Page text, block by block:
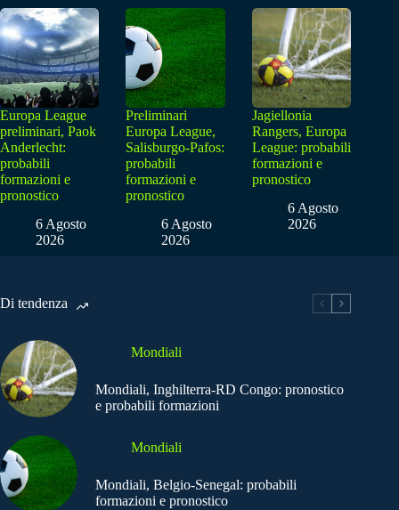
Europa League
preliminari, Paok
Anderlecht:
probabili
formazioni e
pronostico
6 Agosto
2026
Preliminari
Europa League,
Salisburgo-Pafos:
probabili
formazioni e
pronostico
6 Agosto
2026
Jagiellonia
Rangers, Europa
League: probabili
formazioni e
pronostico
6 Agosto
2026
Di tendenza
Mondiali
Mondiali, Inghilterra-RD Congo: pronostico
e probabili formazioni
Mondiali
Mondiali, Belgio-Senegal: probabili
formazioni e pronostico